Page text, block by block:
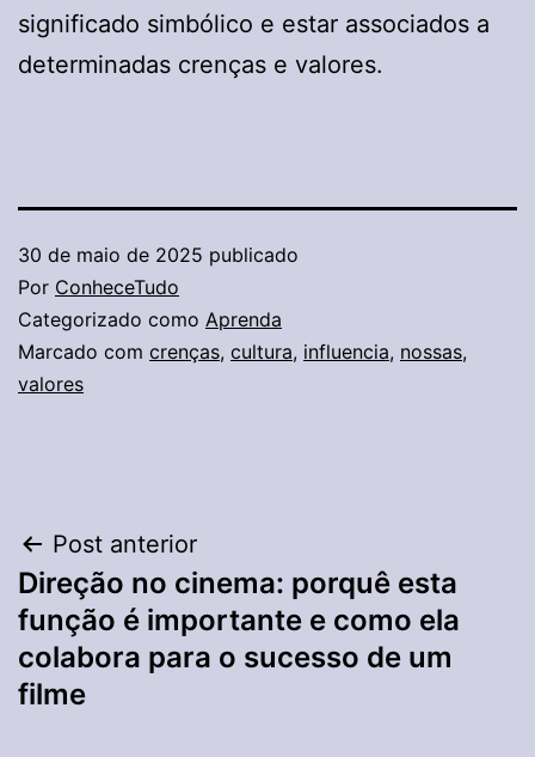
significado simbólico e estar associados a
determinadas crenças e valores.
30 de maio de 2025 publicado
Por ConheceTudo
Categorizado como Aprenda
Marcado com crenças, cultura, influencia, nossas,
valores
Navegação
de
Post
Post anterior
Direção no cinema: porquê esta
função é importante e como ela
colabora para o sucesso de um
filme